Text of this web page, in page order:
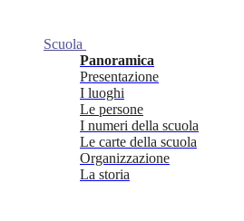
Scuola
Panoramica
Presentazione
I luoghi
Le persone
I numeri della scuola
Le carte della scuola
Organizzazione
La storia